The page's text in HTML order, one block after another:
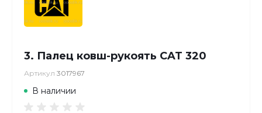
3. Палец ковш-рукоять CAT 320
Артикул 3017967
В наличии